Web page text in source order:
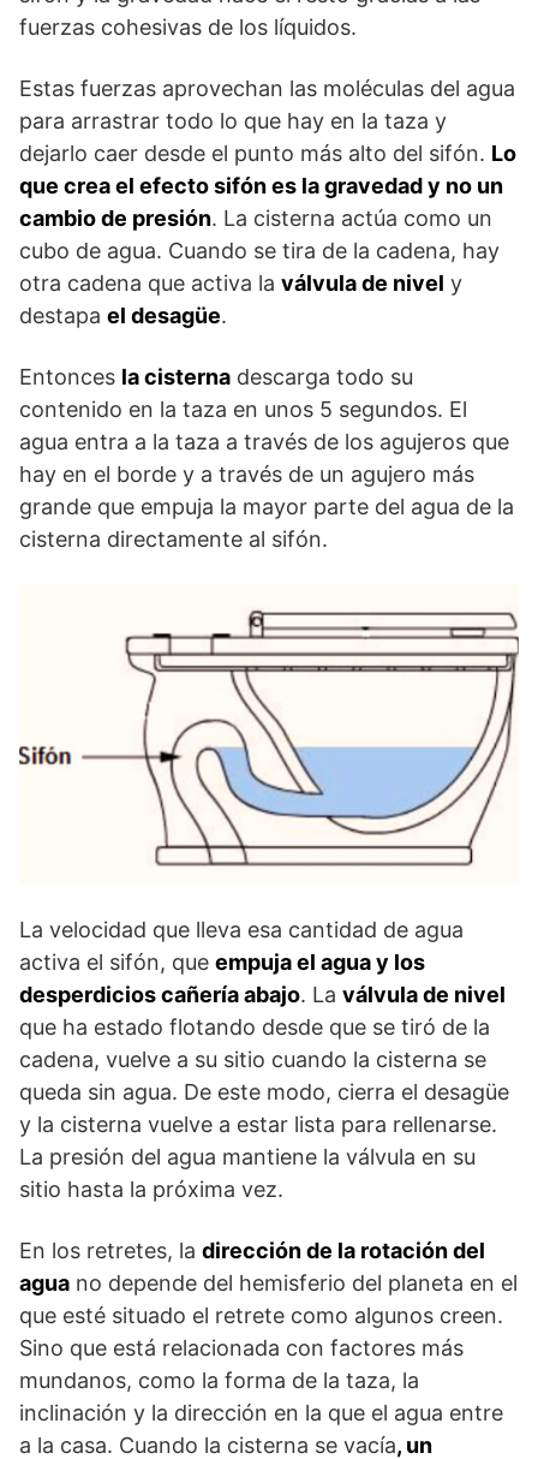
fuerzas cohesivas de los líquidos.
Estas fuerzas aprovechan las moléculas del agua
para arrastrar todo lo que hay en la taza y
dejarlo caer desde el punto más alto del sifón. Lo
que crea el efecto sifón es la gravedad y no un
cambio de presión. La cisterna actúa como un
cubo de agua. Cuando se tira de la cadena, hay
otra cadena que activa la válvula de nivel y
destapa el desagüe.
Entonces la cisterna descarga todo su
contenido en la taza en unos 5 segundos. El
agua entra a la taza a través de los agujeros que
hay en el borde y a través de un agujero más
grande que empuja la mayor parte del agua de la
cisterna directamente al sifón.
La velocidad que lleva esa cantidad de agua
activa el sifón, que empuja el agua y los
desperdicios cañería abajo. La válvula de nivel
que ha estado flotando desde que se tiró de la
cadena, vuelve a su sitio cuando la cisterna se
queda sin agua. De este modo, cierra el desagüe
y la cisterna vuelve a estar lista para rellenarse.
La presión del agua mantiene la válvula en su
sitio hasta la próxima vez.
En los retretes, la dirección de la rotación del
agua no depende del hemisferio del planeta en el
que esté situado el retrete como algunos creen.
Sino que está relacionada con factores más
mundanos, como la forma de la taza, la
inclinación y la dirección en la que el agua entre
a la casa. Cuando la cisterna se vacía, un